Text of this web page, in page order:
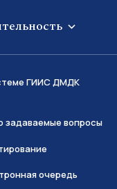
ГИИС ДМДК
задаваемые вопросы
очередь